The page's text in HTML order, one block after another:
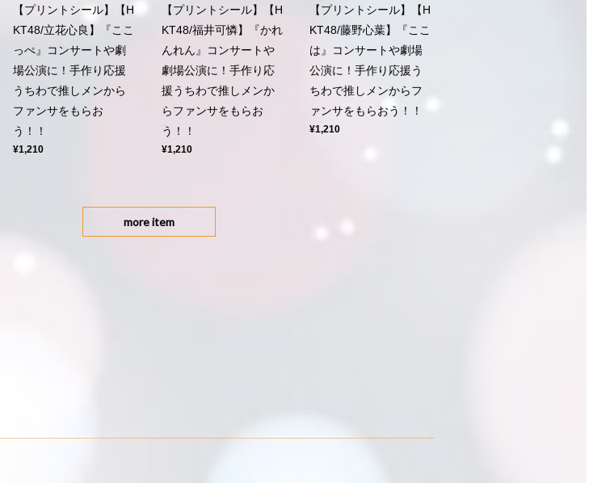
【プリントシール】【H
KT48/立花心良】『ここ
っぺ』コンサートや劇
場公演に！手作り応援
うちわで推しメンから
ファンサをもらお
う！！
¥1,210
【プリントシール】【H
KT48/福井可憐】『かれ
んれん』コンサートや
劇場公演に！手作り応
援うちわで推しメンか
らファンサをもらお
う！！
¥1,210
【プリントシール】【H
KT48/藤野心葉】『ここ
は』コンサートや劇場
公演に！手作り応援う
ちわで推しメンからフ
ァンサをもらおう！！
¥1,210
more item